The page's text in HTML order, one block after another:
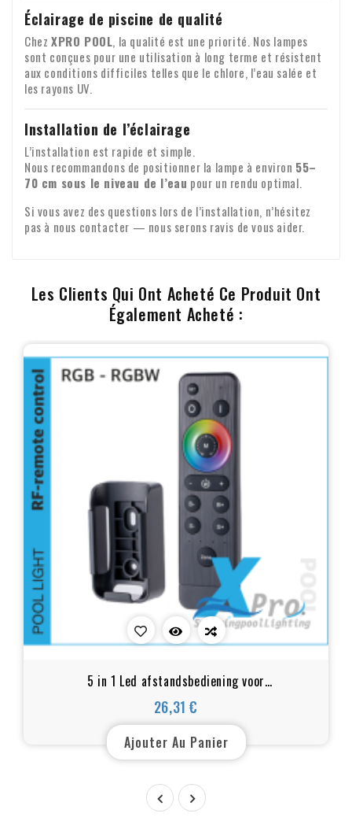
Éclairage de piscine de qualité
Chez XPRO POOL, la qualité est une priorité. Nos lampes
sont conçues pour une utilisation à long terme et résistent
aux conditions difficiles telles que le chlore, l’eau salée et
les rayons UV.
Installation de l’éclairage
L’installation est rapide et simple.
Nous recommandons de positionner la lampe à environ 55–
70 cm sous le niveau de l’eau pour un rendu optimal.
Si vous avez des questions lors de l’installation, n’hésitez
pas à nous contacter — nous serons ravis de vous aider.
Les Clients Qui Ont Acheté Ce Produit Ont
Également Acheté :
5 in 1 Led afstandsbediening voor
DIM/CCT/RGB/RGBW/RGB+CCT Controller
26,31 €
Prix
Ajouter Au Panier
 